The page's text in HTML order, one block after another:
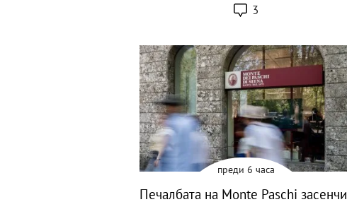
3
преди 6 часа
Печалбата на Monte Paschi засенчи